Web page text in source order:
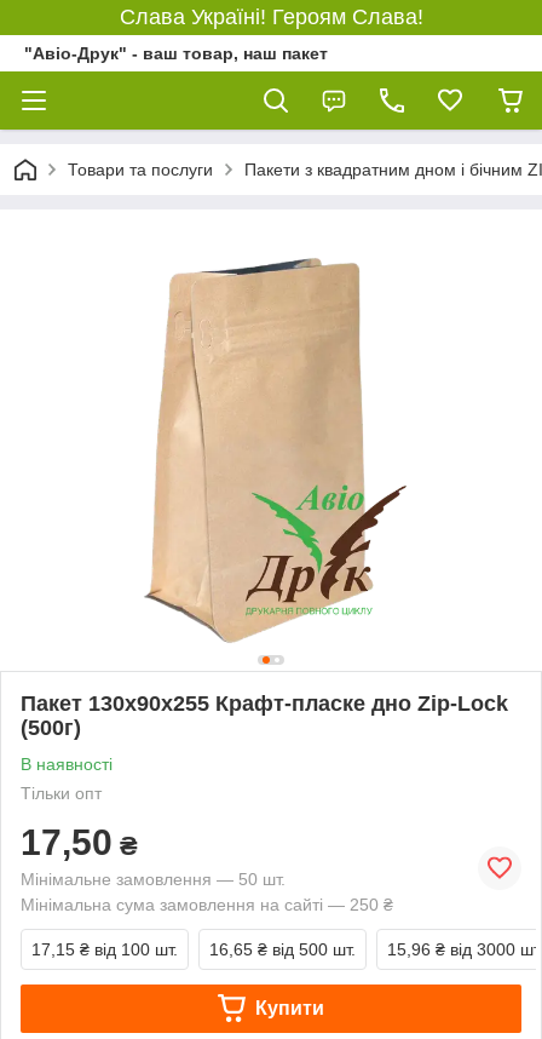
Слава Україні! Героям Слава!
"Авіо-Друк" - ваш товар, наш пакет
Товари та послуги Пакети з квадратним дном і бічним
Пакет 130х90х255 Крафт-пласке дно Zip-Lock
(500г)
В наявності
Тільки опт
17,50 ₴
Мінімальне замовлення — 50 шт.
Мінімальна сума замовлення на сайті — 250 ₴
17,15 ₴ від 100 шт. 16,65 ₴ від 500 шт. 15,96 ₴ від 3000 шт.
Купити